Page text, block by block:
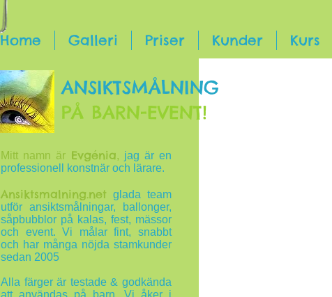
Home Galleri Priser Kunder Kurs
Mitt namn är Evgénia, jag är en
professionell konstnär och lärare.
Ansiktsmalning.net glada team
utför ansiktsmålningar, ballonger,
såpbubblor på kalas, fest, mässor
och event. Vi målar fint, snabbt
och har många nöjda stamkunder
sedan 2005
Alla färger är testade & godkända
att användas på barn. Vi åker i
ANSIKTSMÅLNING
PÅ BARN-EVENT!